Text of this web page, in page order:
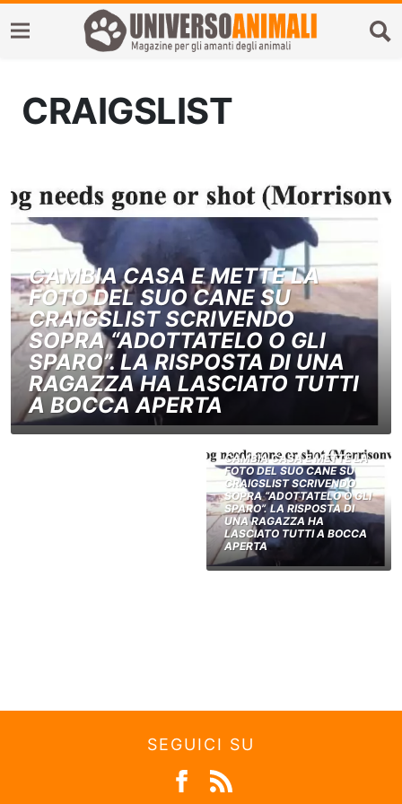
CRAIGSLIST
CAMBIA CASA E METTE LA
FOTO DEL SUO CANE SU
CRAIGSLIST SCRIVENDO
SOPRA “ADOTTATELO O GLI
SPARO”. LA RISPOSTA DI UNA
RAGAZZA HA LASCIATO TUTTI
A BOCCA APERTA
CAMBIA CASA E METTE LA
FOTO DEL SUO CANE SU
CRAIGSLIST SCRIVENDO
SOPRA “ADOTTATELO O GLI
SPARO”. LA RISPOSTA DI
UNA RAGAZZA HA
LASCIATO TUTTI A BOCCA
APERTA
SEGUICI SU